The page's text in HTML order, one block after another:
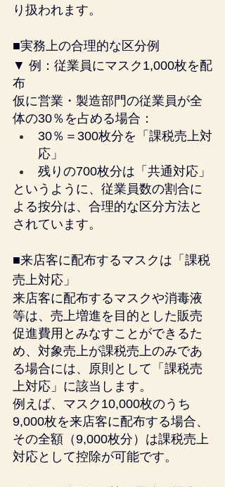
り扱われます。
■実務上の合理的な区分例
▼ 例：従業員にマスク1,000枚を配
布
仮に営業・製造部門の従業員が全
体の30％を占める場合：
30％＝300枚分を「課税売上対
応」
残りの700枚分は「共通対応」
というように、従業員数の割合に
よる按分は、合理的な区分方法と
されています。
■来店客に配布するマスクは「課税
売上対応」
来店客に配布するマスクや消毒液
等は、売上増進を目的とした販売
促進費用とみなすことができるた
め、対象売上が課税売上のみであ
る場合には、原則として「課税売
上対応」に該当します。
例えば、マスク10,000枚のうち
9,000枚を来店客に配布する場合、
その全額（9,000枚分）は課税売上
対応として控除が可能です。